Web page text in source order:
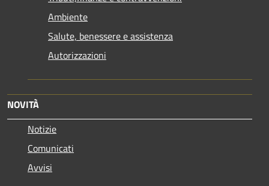
Ambiente
Salute, benessere e assistenza
Autorizzazioni
NOVITÀ
Notizie
Comunicati
Avvisi